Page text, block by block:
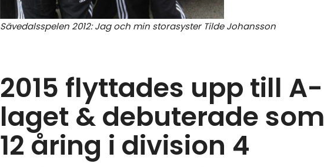
Sävedalsspelen 2012: Jag och min storasyster Tilde Johansson
2015 flyttades upp till A-
laget & debuterade som
12 åring i division 4